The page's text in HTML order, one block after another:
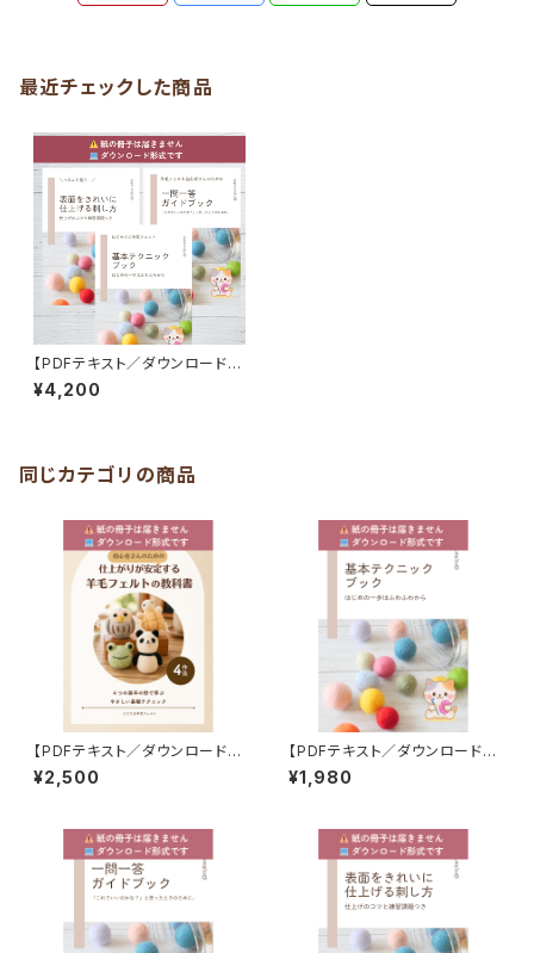
最近チェックした商品
【PDFテキスト／ダウンロード商
品】はじめてさんにやさしい 羊
毛フェルト基本テキスト3点セッ
¥4,200
同じカテゴリの商品
【PDFテキスト／ダウンロード商
品】初心者さんのための 仕上が
りが安定する 羊毛フェルトの教
¥2,500
【PDFテキスト／ダウンロード商
品】＼基本からていねいに♪／
羊毛フェルトの“コツ”がわかる
¥1,980